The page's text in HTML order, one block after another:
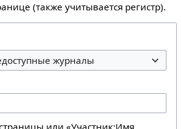
(также учитывается регистр).
журналы